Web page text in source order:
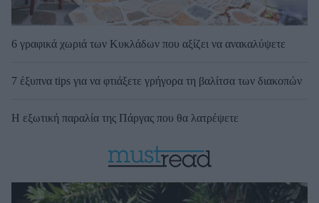
6 γραφικά χωριά των Κυκλάδων που αξίζει να ανακαλύψετε
7 έξυπνα tips για να φτιάξετε γρήγορα τη βαλίτσα των διακοπών
Η εξωτική παραλία της Πάργας που θα λατρέψετε